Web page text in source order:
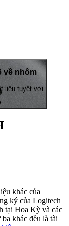
về nhôm
liệu tuyệt vời
khác của
ký của Logitech
tại Hoa Kỳ và các
khác đều là tài